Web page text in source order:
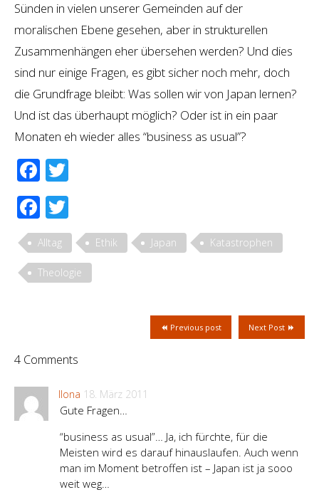
Sünden in vielen unserer Gemeinden auf der
moralischen Ebene gesehen, aber in strukturellen
Zusammenhängen eher übersehen werden? Und dies
sind nur einige Fragen, es gibt sicher noch mehr, doch
die Grundfrage bleibt: Was sollen wir von Japan lernen?
Und ist das überhaupt möglich? Oder ist in ein paar
Monaten eh wieder alles “business as usual”?
Facebook
Facebook
Alltag Ethik Japan Katastrophen
Theologie
Next Post
Previous post
4 Comments
Ilona 18. März 2011
Gute Fragen…
“business as usual”… Ja, ich fürchte, für die
Meisten wird es darauf hinauslaufen. Auch wenn
man im Moment betroffen ist – Japan ist ja sooo
weit weg…